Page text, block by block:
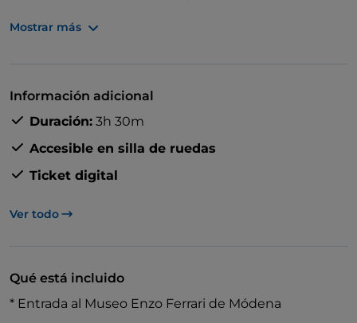
Uno con el simulador Ferrari F1, todo incluido en el
Mostrar más
Información adicional
Duración: 3h 30m
Accesible en silla de ruedas
Ticket digital
Ver todo
Qué está incluido
* Entrada al Museo Enzo Ferrari de Módena